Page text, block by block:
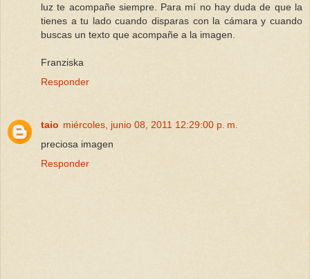
luz te acompañe siempre. Para mí no hay duda de que la
tienes a tu lado cuando disparas con la cámara y cuando
buscas un texto que acompañe a la imagen.
Franziska
Responder
taio miércoles, junio 08, 2011 12:29:00 p. m.
preciosa imagen
Responder